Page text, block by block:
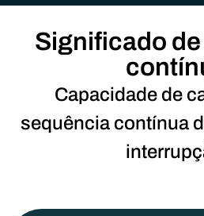
Significado
Capacidade de
sequência contínua